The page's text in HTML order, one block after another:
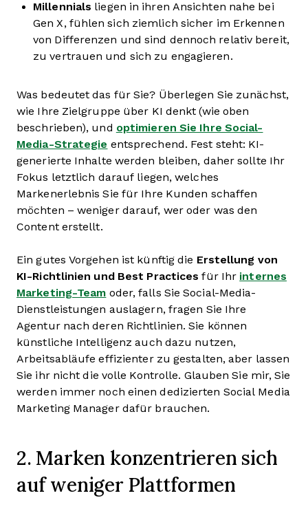
Millennials liegen in ihren Ansichten nahe bei
Gen X, fühlen sich ziemlich sicher im Erkennen
von Differenzen und sind dennoch relativ bereit,
zu vertrauen und sich zu engagieren.
Was bedeutet das für Sie? Überlegen Sie zunächst,
wie Ihre Zielgruppe über KI denkt (wie oben
beschrieben), und optimieren Sie Ihre Social-
Media-Strategie entsprechend. Fest steht: KI-
generierte Inhalte werden bleiben, daher sollte Ihr
Fokus letztlich darauf liegen, welches
Markenerlebnis Sie für Ihre Kunden schaffen
möchten – weniger darauf, wer oder was den
Content erstellt.
Ein gutes Vorgehen ist künftig die Erstellung von
KI-Richtlinien und Best Practices für Ihr internes
Marketing-Team oder, falls Sie Social-Media-
Dienstleistungen auslagern, fragen Sie Ihre
Agentur nach deren Richtlinien. Sie können
künstliche Intelligenz auch dazu nutzen,
Arbeitsabläufe effizienter zu gestalten, aber lassen
Sie ihr nicht die volle Kontrolle. Glauben Sie mir, Sie
werden immer noch einen dedizierten Social Media
Marketing Manager dafür brauchen.
2. Marken konzentrieren sich
auf weniger Plattformen